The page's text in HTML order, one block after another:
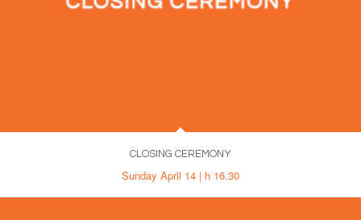
CLOSING CEREMONY
Sunday April 14 | h 16.30